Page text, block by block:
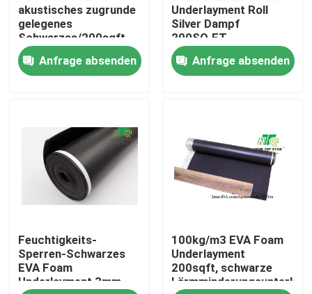
Fabrik Tour
Qualitätskontrolle
Nachrichten
Lamellenförmig angeordneter Fußbodenunderlayment
SPC-Bodenbelag Underlayment
Akustischer Boden Underlayment
akustisches zugrunde
gelegenes
Schwarzes/200sqft
pro Rollensolide
prüfende Unterlage
Anfrage absenden
Underlayment Roll
Silver Dampf
200SQ.FT
Anfrage absenden
Feuchtigkeits-
Sperren-Schwarzes
EVA Foam
Underlayment 3mm
100kg/m3 EVA Foam
Underlayment
200sqft, schwarze
Lärmminderungsunterlage